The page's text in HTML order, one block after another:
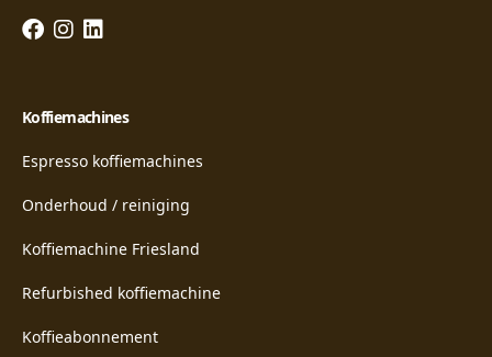
Koffiemachines
Espresso koffiemachines
Onderhoud / reiniging
Koffiemachine Friesland
Refurbished koffiemachine
Koffieabonnement